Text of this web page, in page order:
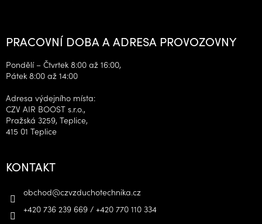
PRACOVNÍ DOBA A ADRESA PROVOZOVNY
Pondělí – Čtvrtek 8:00 až 16:00,
Pátek 8:00 až 14:00
Adresa výdejního místa:
CZV AIR BOOST s.r.o.,
Pražská 3259, Teplice,
415 01 Teplice
KONTAKT
obchod@czvzduchotechnika.cz
+420 736 239 669 / +420 770 110 334